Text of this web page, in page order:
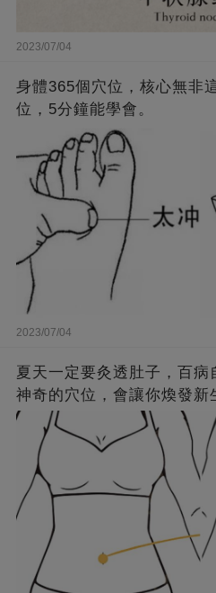
2023/07/04
身體365個穴位，核心無非
位，5分鐘能學會。
2023/07/04
夏天一定要灸透肚子，百病
神奇的穴位，會讓你煥發新